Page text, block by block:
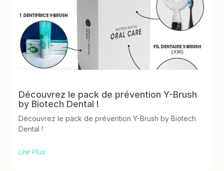
Découvrez le pack de prévention Y-Brush
by Biotech Dental !
Découvrez le pack de prévention Y-Brush by Biotech
Dental !
Lire Plus